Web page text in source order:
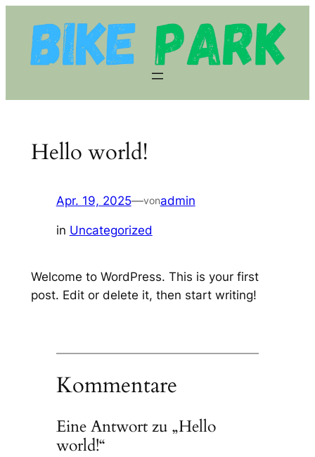
Inhalt
springen
Hello world!
Apr. 19, 2025—vonadmin
in Uncategorized
Welcome to WordPress. This is your first
post. Edit or delete it, then start writing!
Kommentare
Eine Antwort zu „Hello
world!“